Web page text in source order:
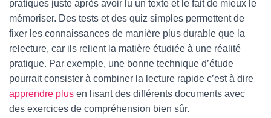
pratiques juste après avoir lu un texte et le fait de mieux le
mémoriser. Des tests et des quiz simples permettent de
fixer les connaissances de manière plus durable que la
relecture, car ils relient la matière étudiée à une réalité
pratique. Par exemple, une bonne technique d’étude
pourrait consister à combiner la lecture rapide c’est à dire
apprendre plus en lisant des différents documents avec
des exercices de compréhension bien sûr.